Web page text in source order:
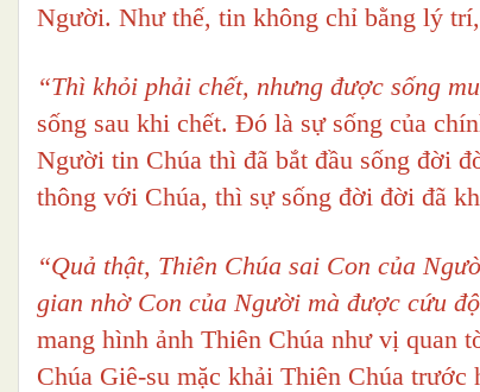
Người. Như thế, tin không chỉ bằng lý
“Thì khỏi phải chết, nhưng được sống
sống sau khi chết. Đó là sự sống của
Người tin Chúa thì đã bắt đầu sống đời
thông với Chúa, thì sự sống đời đời đã
“Quả thật, Thiên Chúa sai Con của
gian nhờ Con của Người mà được cứu
mang hình ảnh Thiên Chúa như vị quan
Chúa Giê-su mặc khải Thiên Chúa